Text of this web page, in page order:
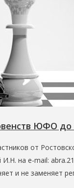
ЮФО до
от
на e-mail:
и не заменяет